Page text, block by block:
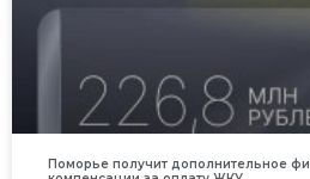
Поморье получит дополнительное